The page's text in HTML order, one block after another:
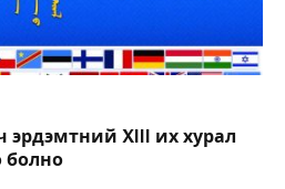
эрдэмтний XIII их хурал
болно